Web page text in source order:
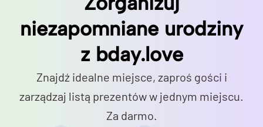
niezapomniane urodziny
z bday.love
Znajdź idealne miejsce, zaproś gości i
zarządzaj listą prezentów w jednym miejscu.
Za darmo.